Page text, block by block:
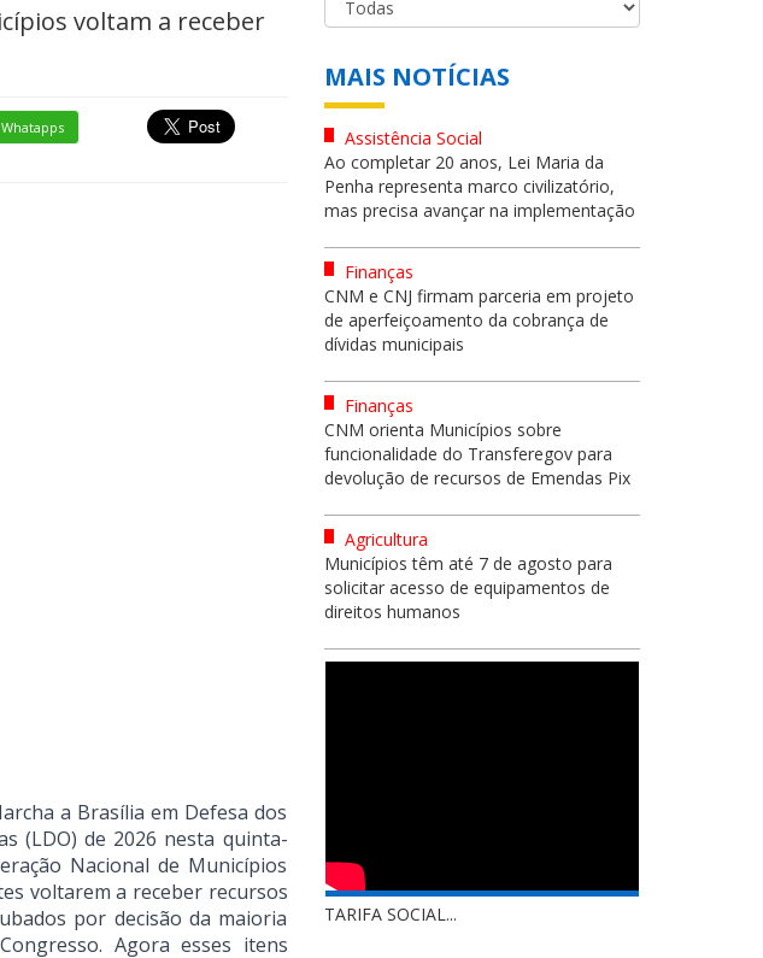
voltam a receber
a Brasília em Defesa dos
(LDO) de 2026 nesta quinta-
Nacional de Municípios
voltarem a receber recursos
por decisão da maioria
Agora esses itens
MAIS NOTÍCIAS
Assistência Social
Ao completar 20 anos, Lei Maria da
Penha representa marco civilizatório,
mas precisa avançar na implementação
Finanças
CNM e CNJ firmam parceria em projeto
de aperfeiçoamento da cobrança de
dívidas municipais
Finanças
CNM orienta Municípios sobre
funcionalidade do Transferegov para
devolução de recursos de Emendas Pix
Agricultura
Municípios têm até 7 de agosto para
solicitar acesso de equipamentos de
direitos humanos
TARIFA SOCIAL...